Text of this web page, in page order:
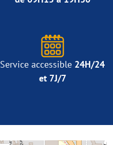
Service accessible 24H/24
et 7J/7